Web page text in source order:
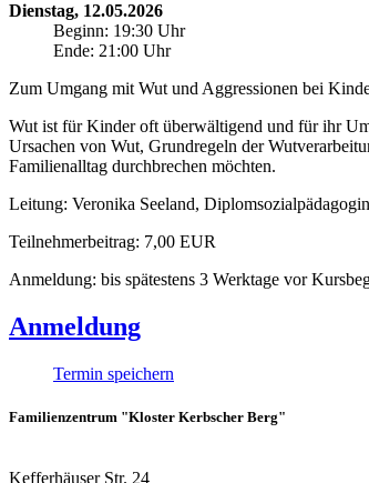
Dienstag, 12.05.2026
Beginn: 19:30 Uhr
Ende: 21:00 Uhr
Zum Umgang mit Wut und Aggressionen bei
Wut ist für Kinder oft überwältigend und für ihr
Ursachen von Wut, Grundregeln der
Familienalltag durchbrechen möchten.
Leitung: Veronika Seeland, Diplomsozialpädagogin
Teilnehmerbeitrag: 7,00 EUR
Anmeldung: bis spätestens 3 Werktage vor
Anmeldung
Termin speichern
Familienzentrum "Kloster Kerbscher Berg"
Kefferhäuser Str. 24